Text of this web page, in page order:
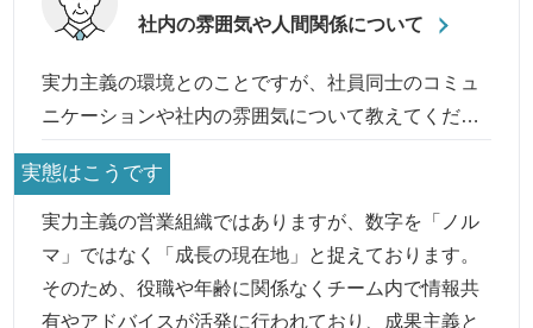
社内の雰囲気や人間関係について
実力主義の環境とのことですが、社員同士のコミュ
ニケーションや社内の雰囲気について教えてくださ
い。
実態はこうです
実力主義の営業組織ではありますが、数字を「ノル
マ」ではなく「成長の現在地」と捉えております。
そのため、役職や年齢に関係なくチーム内で情報共
有やアドバイスが活発に行われており、成果主義と